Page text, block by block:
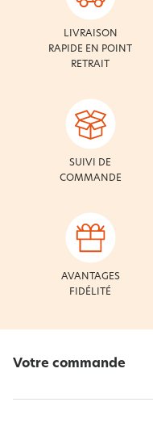
LIVRAISON
RAPIDE EN POINT
RETRAIT
SUIVI DE
COMMANDE
AVANTAGES
FIDÉLITÉ
Votre commande